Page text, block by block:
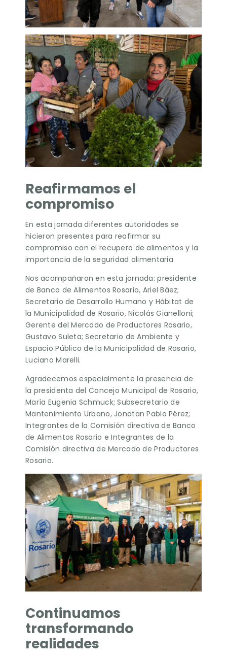
Reafirmamos el
compromiso
En esta jornada diferentes autoridades se
hicieron presentes para reafirmar su
compromiso con el recupero de alimentos y la
importancia de la seguridad alimentaria.
Nos acompañaron en esta jornada: presidente
de Banco de Alimentos Rosario, Ariel Báez;
Secretario de Desarrollo Humano y Hábitat de
la Municipalidad de Rosario, Nicolás Gianelloni;
Gerente del Mercado de Productores Rosario,
Gustavo Suleta; Secretario de Ambiente y
Espacio Público de la Municipalidad de Rosario,
Luciano Marelli.
Agradecemos especialmente la presencia de
la presidenta del Concejo Municipal de Rosario,
María Eugenia Schmuck; Subsecretario de
Mantenimiento Urbano, Jonatan Pablo Pérez;
Integrantes de la Comisión directiva de Banco
de Alimentos Rosario e Integrantes de la
Comisión directiva de Mercado de Productores
Rosario.
Continuamos
transformando
realidades